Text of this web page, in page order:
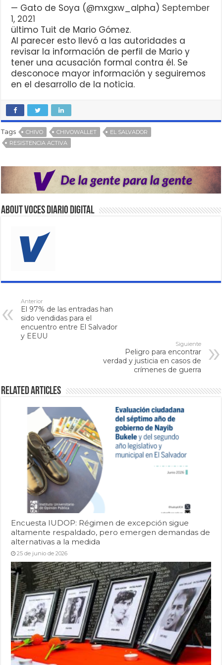
— Gato de Soya (@mxgxw_alpha) September
1, 2021
ültimo Tuit de Mario Gómez.
Al parecer esto llevó a las autoridades a
revisar la información de perfil de Mario y
tener una acusación formal contra él. Se
desconoce mayor información y seguiremos
en el desarrollo de la noticia.
Tags CHIVO CHIVOWALLET
EL SALVADOR
RESISTENCIA ACTIVA
About VOCES Diario digital
Anterior
El 97% de las entradas han
sido vendidas para el
encuentro entre El Salvador
y EEUU
Siguiente
Peligro para encontrar
verdad y justicia en casos de
crímenes de guerra
Related Articles
Encuesta IUDOP: Régimen de excepción sigue
altamente respaldado, pero emergen demandas de
alternativas a la medida
25 de junio de 2026